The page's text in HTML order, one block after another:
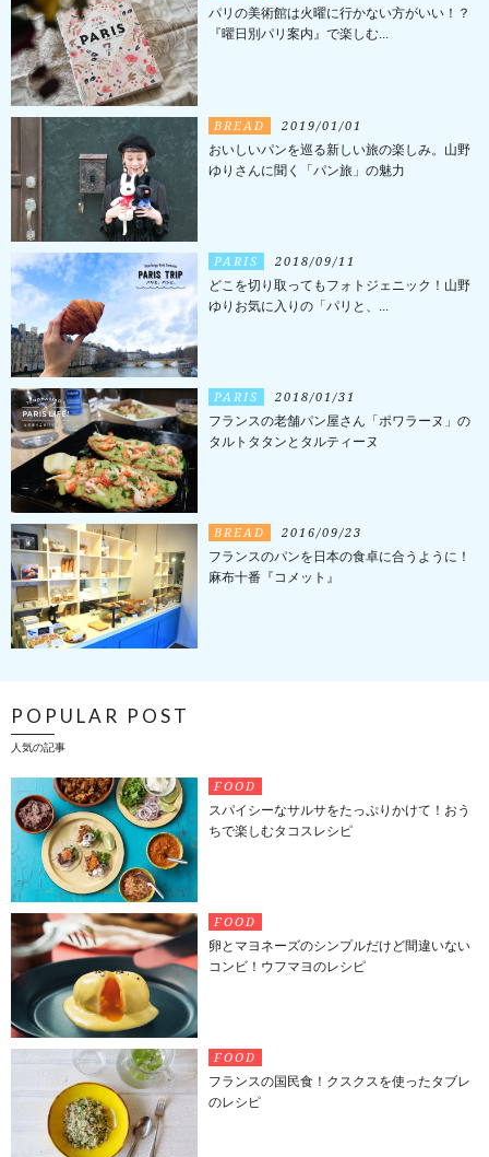
パリの美術館は火曜に行かない方がいい！？
『曜日別パリ案内』で楽しむ...
BREAD 2019/01/01
おいしいパンを巡る新しい旅の楽しみ。山野
ゆりさんに聞く「パン旅」の魅力
PARIS 2018/09/11
どこを切り取ってもフォトジェニック！山野
ゆりお気に入りの「パリと、...
PARIS 2018/01/31
フランスの老舗パン屋さん「ポワラーヌ」の
タルトタタンとタルティーヌ
BREAD 2016/09/23
フランスのパンを日本の食卓に合うように！
麻布十番『コメット』
POPULAR POST
人気の記事
FOOD
スパイシーなサルサをたっぷりかけて！おう
ちで楽しむタコスレシピ
FOOD
卵とマヨネーズのシンプルだけど間違いない
コンビ！ウフマヨのレシピ
FOOD
フランスの国民食！クスクスを使ったタブレ
のレシピ